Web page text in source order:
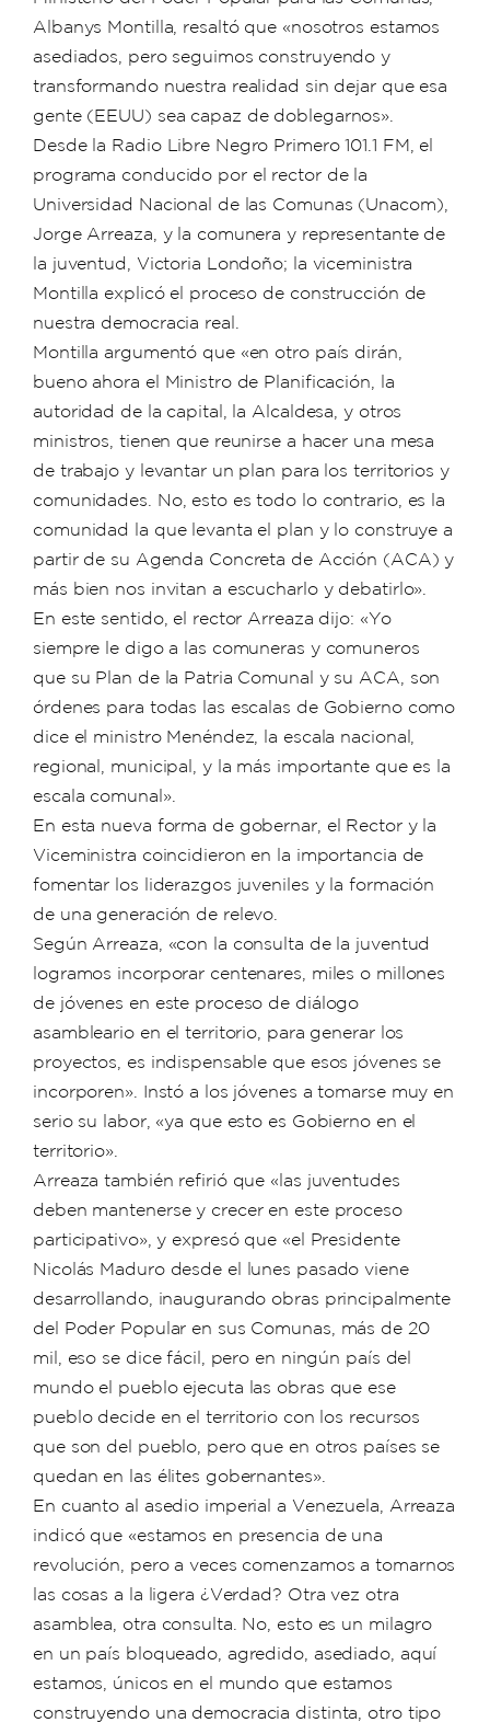
Albanys Montilla, resaltó que «nosotros estamos
asediados, pero seguimos construyendo y
transformando nuestra realidad sin dejar que esa
gente (EEUU) sea capaz de doblegarnos».
Desde la Radio Libre Negro Primero 101.1 FM, el
programa conducido por el rector de la
Universidad Nacional de las Comunas (Unacom),
Jorge Arreaza, y la comunera y representante de
la juventud, Victoria Londoño; la viceministra
Montilla explicó el proceso de construcción de
nuestra democracia real.
Montilla argumentó que «en otro país dirán,
bueno ahora el Ministro de Planificación, la
autoridad de la capital, la Alcaldesa, y otros
ministros, tienen que reunirse a hacer una mesa
de trabajo y levantar un plan para los territorios y
comunidades. No, esto es todo lo contrario, es la
comunidad la que levanta el plan y lo construye a
partir de su Agenda Concreta de Acción (ACA) y
más bien nos invitan a escucharlo y debatirlo».
En este sentido, el rector Arreaza dijo: «Yo
siempre le digo a las comuneras y comuneros
que su Plan de la Patria Comunal y su ACA, son
órdenes para todas las escalas de Gobierno como
dice el ministro Menéndez, la escala nacional,
regional, municipal, y la más importante que es la
escala comunal».
En esta nueva forma de gobernar, el Rector y la
Viceministra coincidieron en la importancia de
fomentar los liderazgos juveniles y la formación
de una generación de relevo.
Según Arreaza, «con la consulta de la juventud
logramos incorporar centenares, miles o millones
de jóvenes en este proceso de diálogo
asambleario en el territorio, para generar los
proyectos, es indispensable que esos jóvenes se
incorporen». Instó a los jóvenes a tomarse muy en
serio su labor, «ya que esto es Gobierno en el
territorio».
Arreaza también refirió que «las juventudes
deben mantenerse y crecer en este proceso
participativo», y expresó que «el Presidente
Nicolás Maduro desde el lunes pasado viene
desarrollando, inaugurando obras principalmente
del Poder Popular en sus Comunas, más de 20
mil, eso se dice fácil, pero en ningún país del
mundo el pueblo ejecuta las obras que ese
pueblo decide en el territorio con los recursos
que son del pueblo, pero que en otros países se
quedan en las élites gobernantes».
En cuanto al asedio imperial a Venezuela, Arreaza
indicó que «estamos en presencia de una
revolución, pero a veces comenzamos a tomarnos
las cosas a la ligera ¿Verdad? Otra vez otra
asamblea, otra consulta. No, esto es un milagro
en un país bloqueado, agredido, asediado, aquí
estamos, únicos en el mundo que estamos
construyendo una democracia distinta, otro tipo